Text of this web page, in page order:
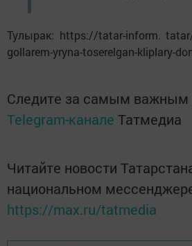
Тулырак: https://tatar-inform.
gollarem-yryna-toserelgan-kliplary-
Следите за самым важным
Telegram-канале Татмедиа
Читайте новости
национальном
https://max.ru/tatmedia